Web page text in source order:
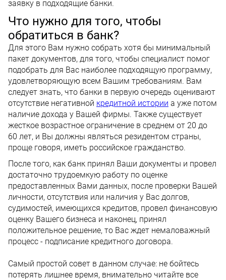
заявку в подходящие банки.
Что нужно для того, чтобы
обратиться в банк?
Для этого Вам нужно собрать хотя бы минимальный
пакет документов, для того, чтобы специалист помог
подобрать для Вас наиболее подходящую программу,
удовлетворяющую всем Вашим требованиям. Вам
следует знать, что банки в первую очередь оценивают
отсутствие негативной кредитной истории а уже потом
наличие дохода у Вашей фирмы. Также существует
жесткое возрастное ограничение в среднем от 20 до
60 лет, и Вы должны являться резидентом страны,
проще говоря, иметь российское гражданство.
После того, как банк принял Ваши документы и провел
достаточно трудоемкую работу по оценке
предоставленных Вами данных, после проверки Вашей
личности, отсутствия или наличия у Вас долгов,
судимостей, имеющихся кредитов, провел финансовую
оценку Вашего бизнеса и наконец, принял
положительное решение, то Вас ждет немаловажный
процесс - подписание кредитного договора.
Самый простой совет в данном случае: не бойтесь
потерять лишнее время, внимательно читайте все